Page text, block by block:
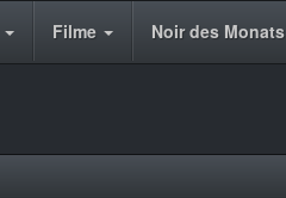
Filme Noir des Monats